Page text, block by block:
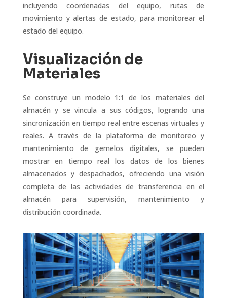
incluyendo coordenadas del equipo, rutas de
movimiento y alertas de estado, para monitorear el
estado del equipo.
Visualización de
Materiales
Se construye un modelo 1:1 de los materiales del
almacén y se vincula a sus códigos, logrando una
sincronización en tiempo real entre escenas virtuales y
reales. A través de la plataforma de monitoreo y
mantenimiento de gemelos digitales, se pueden
mostrar en tiempo real los datos de los bienes
almacenados y despachados, ofreciendo una visión
completa de las actividades de transferencia en el
almacén para supervisión, mantenimiento y
distribución coordinada.